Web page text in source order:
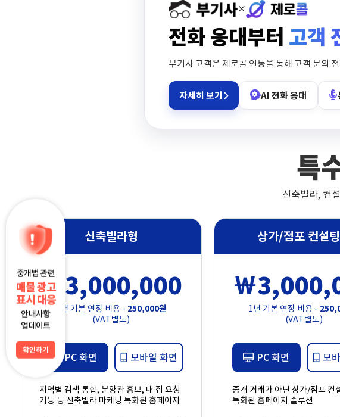
중개법 관련
매물 광고
표시 대응
안내사항
업데이트
확인하기
×
전화 응대부터 고객
부기사 고객은 제로콜 연동을 통해 고객 문의
자세히 보기 AI 전화 응대
특
신축빌라, 컨
신축빌라형
￦3,000,000
1년 기본 연장 비용 - 250,000원
(VAT별도)
PC 화면 모바일 화면
지역별 검색 통합, 분양관 홍보, 내 집 요청
기능 등 신축빌라 마케팅 특화된 홈페이지
상가/점포 컨설
￦
1년 기본 연장 비용 -
(VAT별도)
PC 화면 모
중개 거래가 아닌 상가/점포 컨
특화된 홈페이지 솔루션